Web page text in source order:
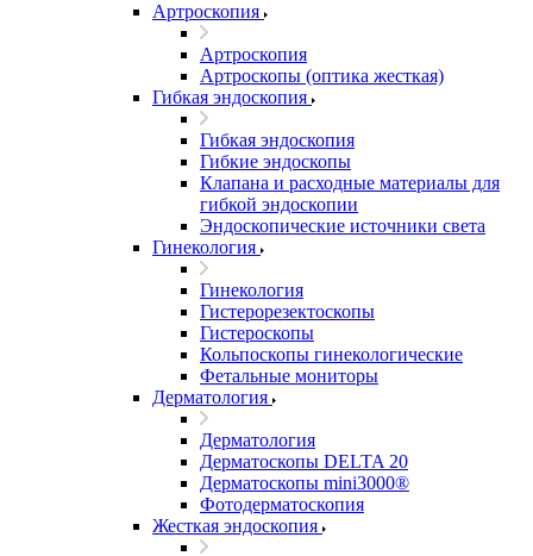
Артроскопия
Артроскопия
Артроскопы (оптика жесткая)
Гибкая эндоскопия
Гибкая эндоскопия
Гибкие эндоскопы
Клапана и расходные материалы для
гибкой эндоскопии
Эндоскопические источники света
Гинекология
Гинекология
Гистерорезектоскопы
Гистероскопы
Кольпоскопы гинекологические
Фетальные мониторы
Дерматология
Дерматология
Дерматоскопы DELTA 20
Дерматоскопы mini3000®
Фотодерматоскопия
Жесткая эндоскопия